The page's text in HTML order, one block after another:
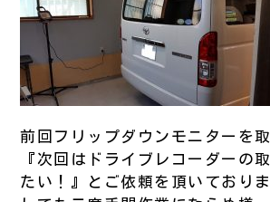
前回フリップダウンモニターを取
『次回はドライブレコーダーの
たい！』とご依頼を頂いており